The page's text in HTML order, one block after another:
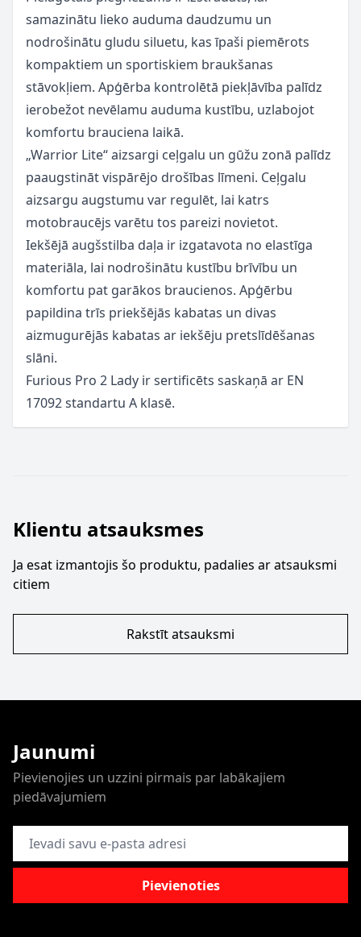
samazinātu lieko auduma daudzumu un
nodrošinātu gludu siluetu, kas īpaši piemērots
kompaktiem un sportiskiem braukšanas
stāvokļiem. Apģērba kontrolētā piekļāvība palīdz
ierobežot nevēlamu auduma kustību, uzlabojot
komfortu brauciena laikā.
„Warrior Lite“ aizsargi ceļgalu un gūžu zonā palīdz
paaugstināt vispārējo drošības līmeni. Ceļgalu
aizsargu augstumu var regulēt, lai katrs
motobraucējs varētu tos pareizi novietot.
Iekšējā augšstilba daļa ir izgatavota no elastīga
materiāla, lai nodrošinātu kustību brīvību un
komfortu pat garākos braucienos. Apģērbu
papildina trīs priekšējās kabatas un divas
aizmugurējās kabatas ar iekšēju pretslīdēšanas
slāni.
Furious Pro 2 Lady ir sertificēts saskaņā ar EN
17092 standartu A klasē.
Klientu atsauksmes
Ja esat izmantojis šo produktu, padalies ar atsauksmi
citiem
Rakstīt atsauksmi
Jaunumi
Pievienojies un uzzini pirmais par labākajiem
piedāvajumiem
E-pasta adrese
Pievienoties